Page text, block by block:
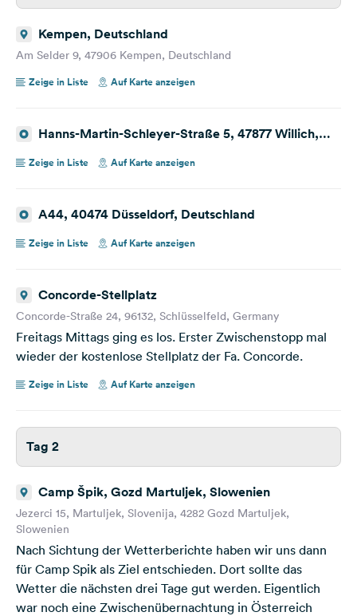
Kempen, Deutschland
Am Selder 9, 47906 Kempen, Deutschland
Zeige in Liste
Auf Karte anzeigen
Hanns-Martin-Schleyer-Straße 5, 47877 Willich,
Zeige in Liste Auf Karte anzeigen
A44, 40474 Düsseldorf, Deutschland
Zeige in Liste Auf Karte anzeigen
Concorde-Stellplatz
Concorde-Straße 24, 96132, Schlüsselfeld, Germany
Freitags Mittags ging es los. Erster Zwischenstopp mal
wieder der kostenlose Stellplatz der Fa. Concorde.
Zeige in Liste Auf Karte anzeigen
Tag 2
Camp Špik, Gozd Martuljek, Slowenien
Jezerci 15, Martuljek, Slovenija, 4282 Gozd Martuljek,
Slowenien
Nach Sichtung der Wetterberichte haben wir uns dann
für Camp Spik als Ziel entschieden. Dort sollte das
Wetter die nächsten drei Tage gut werden. Eigentlich
war noch eine Zwischenübernachtung in Österreich